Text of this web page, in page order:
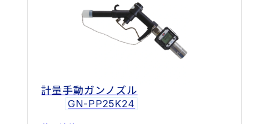
計量手動ガンノズル
GN-PP25K24